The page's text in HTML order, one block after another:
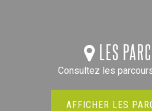
LES
Consultez les
AFFICHER LES